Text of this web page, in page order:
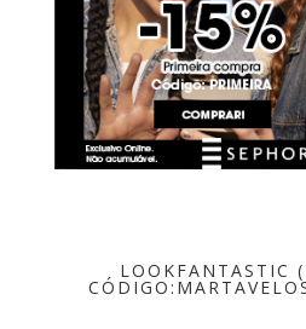
LOOKFANTASTIC (